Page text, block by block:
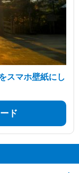
スマホ壁紙にし
ド